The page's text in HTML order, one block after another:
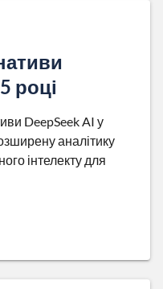
році
DeepSeek AI у
аналітику
інтелекту для